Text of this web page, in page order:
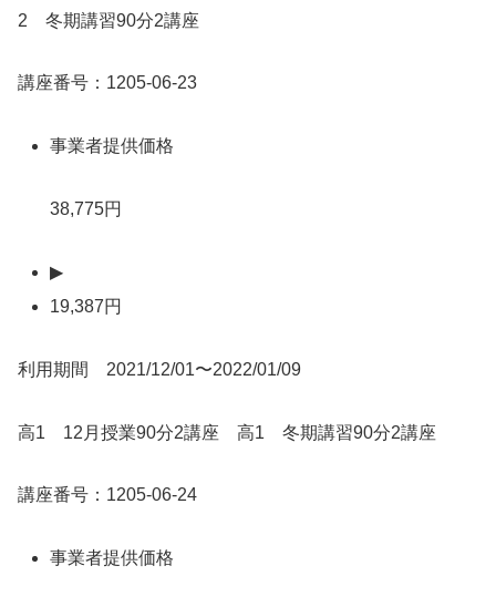
2 冬期講習90分2講座
講座番号：1205-06-23
事業者提供価格
38,775円
▶
19,387円
利用期間 2021/12/01〜2022/01/09
高1 12月授業90分2講座 高1 冬期講習90分2講座
講座番号：1205-06-24
事業者提供価格